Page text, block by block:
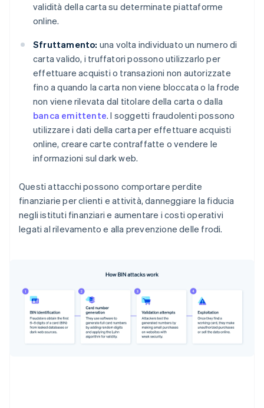
validità della carta su determinate piattaforme
online.
Sfruttamento: una volta individuato un numero di
carta valido, i truffatori possono utilizzarlo per
effettuare acquisti o transazioni non autorizzate
fino a quando la carta non viene bloccata o la frode
non viene rilevata dal titolare della carta o dalla
banca emittente. I soggetti fraudolenti possono
utilizzare i dati della carta per effettuare acquisti
online, creare carte contraffatte o vendere le
informazioni sul dark web.
Questi attacchi possono comportare perdite
finanziarie per clienti e attività, danneggiare la fiducia
negli istituti finanziari e aumentare i costi operativi
legati al rilevamento e alla prevenzione delle frodi.